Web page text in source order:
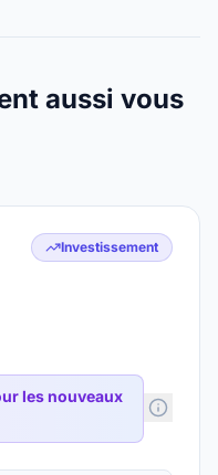
aussi vous
Investissement
les nouveaux